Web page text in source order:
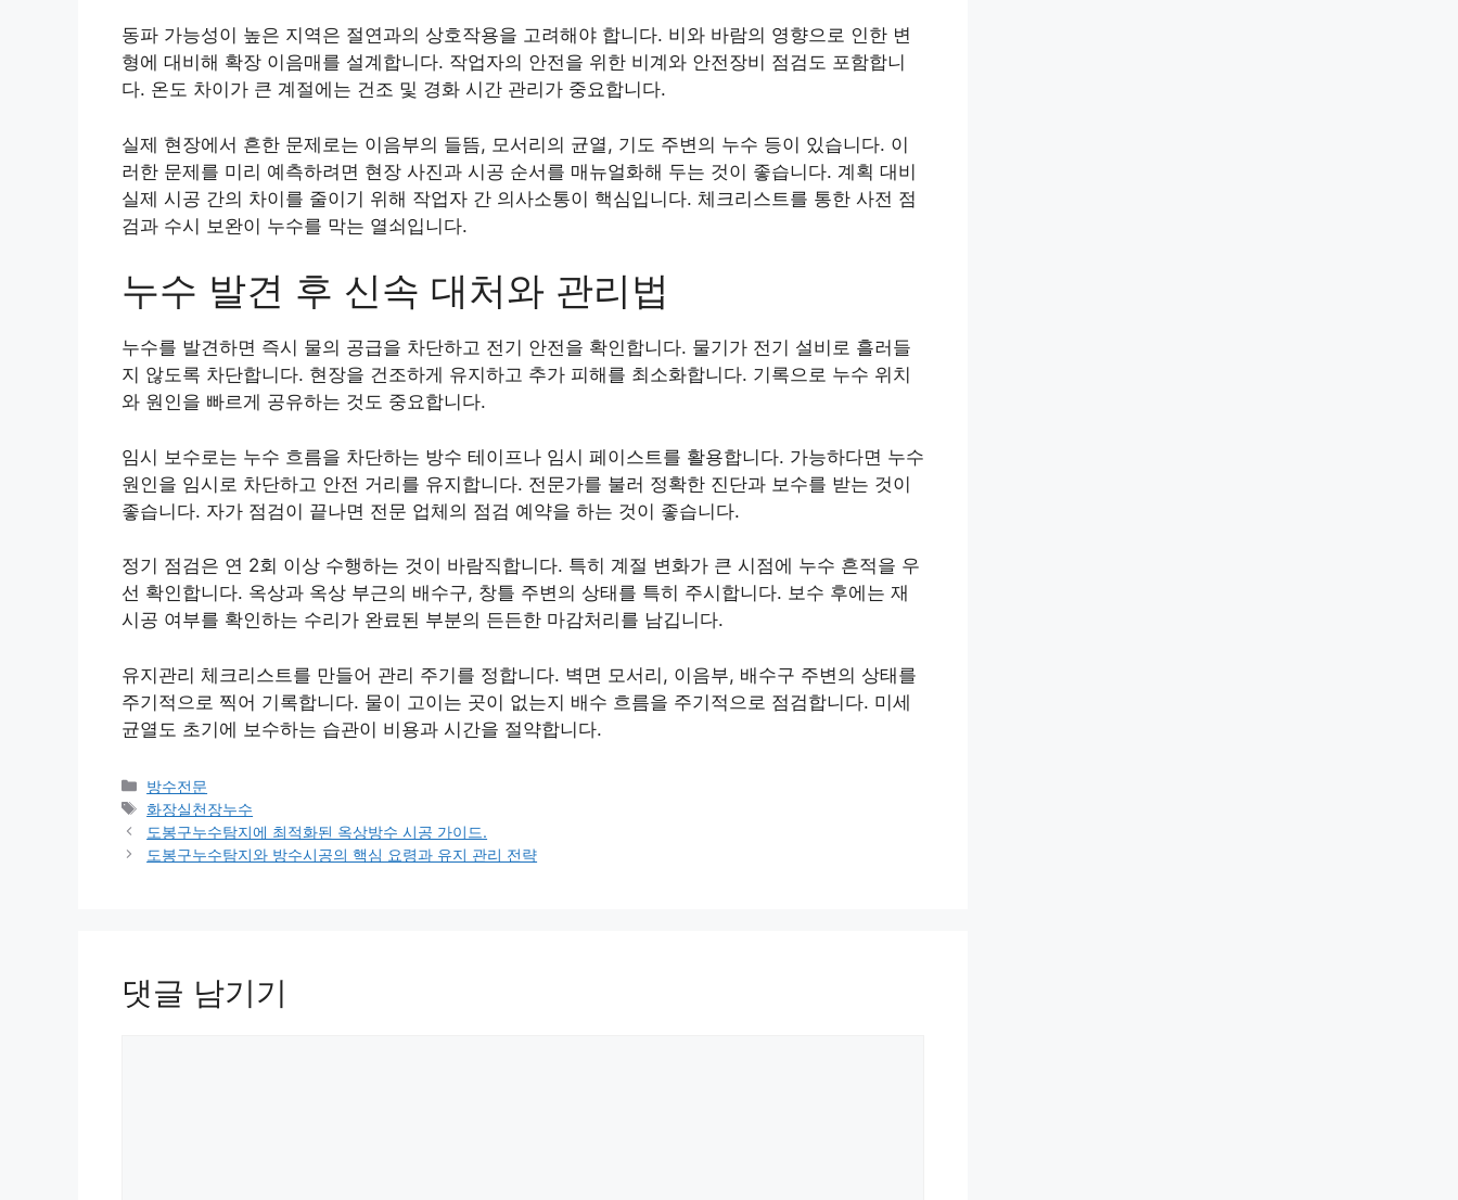
동파 가능성이 높은 지역은 절연과의 상호작용을 고려해야 합니다. 비와 바람의 영향으로 인한 변
형에 대비해 확장 이음매를 설계합니다. 작업자의 안전을 위한 비계와 안전장비 점검도 포함합니
다. 온도 차이가 큰 계절에는 건조 및 경화 시간 관리가 중요합니다.
실제 현장에서 흔한 문제로는 이음부의 들뜸, 모서리의 균열, 기도 주변의 누수 등이 있습니다. 이
러한 문제를 미리 예측하려면 현장 사진과 시공 순서를 매뉴얼화해 두는 것이 좋습니다. 계획 대비
실제 시공 간의 차이를 줄이기 위해 작업자 간 의사소통이 핵심입니다. 체크리스트를 통한 사전 점
검과 수시 보완이 누수를 막는 열쇠입니다.
누수 발견 후 신속 대처와 관리법
누수를 발견하면 즉시 물의 공급을 차단하고 전기 안전을 확인합니다. 물기가 전기 설비로 흘러들
지 않도록 차단합니다. 현장을 건조하게 유지하고 추가 피해를 최소화합니다. 기록으로 누수 위치
와 원인을 빠르게 공유하는 것도 중요합니다.
임시 보수로는 누수 흐름을 차단하는 방수 테이프나 임시 페이스트를 활용합니다. 가능하다면 누수
원인을 임시로 차단하고 안전 거리를 유지합니다. 전문가를 불러 정확한 진단과 보수를 받는 것이
좋습니다. 자가 점검이 끝나면 전문 업체의 점검 예약을 하는 것이 좋습니다.
정기 점검은 연 2회 이상 수행하는 것이 바람직합니다. 특히 계절 변화가 큰 시점에 누수 흔적을 우
선 확인합니다. 옥상과 옥상 부근의 배수구, 창틀 주변의 상태를 특히 주시합니다. 보수 후에는 재
시공 여부를 확인하는 수리가 완료된 부분의 든든한 마감처리를 남깁니다.
유지관리 체크리스트를 만들어 관리 주기를 정합니다. 벽면 모서리, 이음부, 배수구 주변의 상태를
주기적으로 찍어 기록합니다. 물이 고이는 곳이 없는지 배수 흐름을 주기적으로 점검합니다. 미세
균열도 초기에 보수하는 습관이 비용과 시간을 절약합니다.
카
테
고
리
방수전문
태
그
화장실천장누수
도봉구누수탐지에 최적화된 옥상방수 시공 가이드.
도봉구누수탐지와 방수시공의 핵심 요령과 유지 관리 전략
댓글 남기기